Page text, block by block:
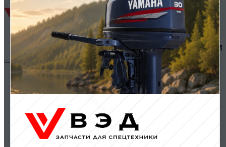
Двигатели и комплектующие